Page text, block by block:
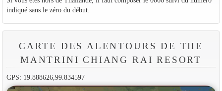
indiqué sans le zéro du début.
CARTE DES ALENTOURS DE THE
MANTRINI CHIANG RAI RESORT
GPS: 19.888626,99.834597